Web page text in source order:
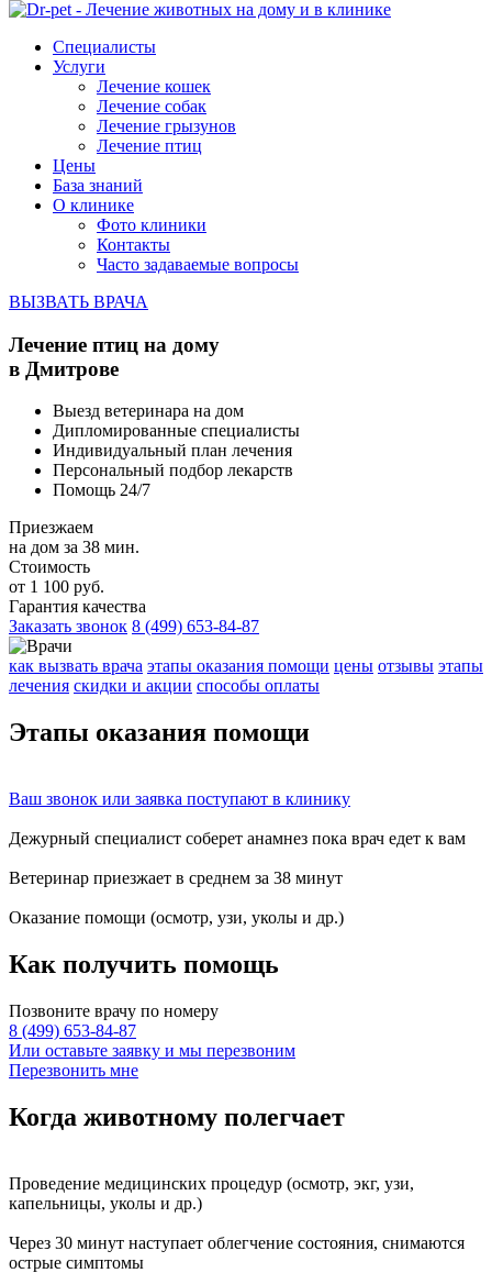
Специалисты
Услуги
Лечение кошек
Лечение собак
Лечение грызунов
Лечение птиц
Цены
База знаний
О клинике
Фото клиники
Контакты
Часто задаваемые вопросы
ВЫЗВАТЬ ВРАЧА
Лечение птиц на дому
в Дмитрове
Выезд ветеринара на дом
Дипломированные специалисты
Индивидуальный план лечения
Персональный подбор лекарств
Помощь 24/7
Приезжаем
на дом за 38 мин.
Стоимость
от 1 100 руб.
Гарантия качества
Заказать звонок 8 (499) 653-84-87
как вызвать врача этапы оказания помощи цены отзывы этапы
лечения скидки и акции способы оплаты
Этапы оказания помощи
Ваш звонок или заявка поступают в клинику
Дежурный специалист соберет анамнез пока врач едет к вам
Ветеринар приезжает в среднем за 38 минут
Оказание помощи (осмотр, узи, уколы и др.)
Как получить помощь
Позвоните врачу по номеру
8 (499) 653-84-87
Или оставьте заявку и мы перезвоним
Перезвонить мне
Когда животному полегчает
Проведение медицинских процедур (осмотр, экг, узи,
капельницы, уколы и др.)
Через 30 минут наступает облегчение состояния, снимаются
острые симптомы